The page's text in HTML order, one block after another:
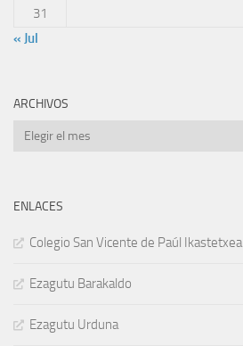
31
« Jul
ARCHIVOS
Archivos
ENLACES
Colegio San Vicente de Paúl Ikastetxea
Ezagutu Barakaldo
Ezagutu Urduna